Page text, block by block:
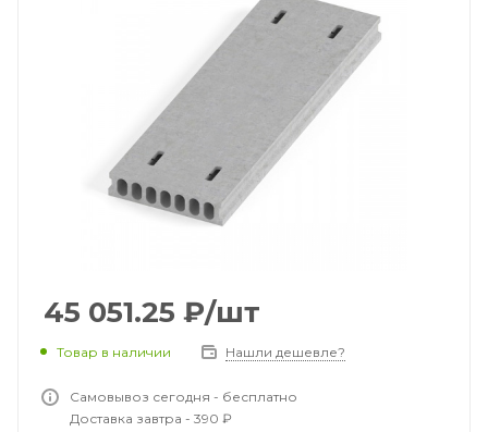
45 051.25 ₽/шт
Товар в наличии Нашли дешевле?
Самовывоз сегодня - бесплатно
Доставка завтра - 390 ₽